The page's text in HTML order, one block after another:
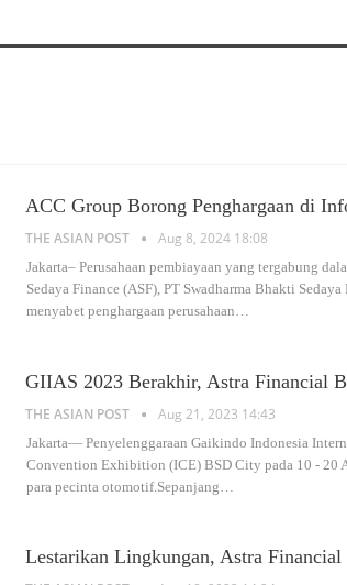
ACC Group Borong Penghargaan di
THE ASIAN POST Aug 8, 2024 18:08
Jakarta– Perusahaan pembiayaan yang tergabung
Sedaya Finance (ASF), PT Swadharma Bhakti
menyabet penghargaan perusahaan…
GIIAS 2023 Berakhir, Astra Financial
THE ASIAN POST Aug 21, 2023 14:43
Jakarta— Penyelenggaraan Gaikindo Indonesia
Convention Exhibition (ICE) BSD City pada 10 - 20
para pecinta otomotif.Sepanjang
Lestarikan Lingkungan, Astra